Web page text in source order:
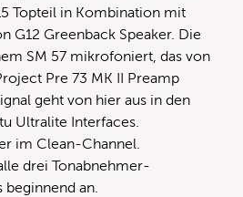
Topteil in Kombination mit
G12 Greenback Speaker. Die
SM 57 mikrofoniert, das von
Pre 73 MK II Preamp
geht von hier aus in den
Ultralite Interfaces.
im Clean-Channel.
drei Tonabnehmer-
an.